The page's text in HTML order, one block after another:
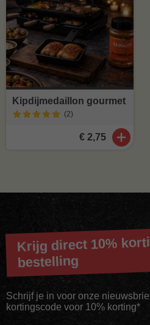
Kipdijmedaillon gourmet
(2)
€ 2,75
Krijg direct 10%
bestelling
Schrijf je in voor onze
kortingscode voor 10% korting*